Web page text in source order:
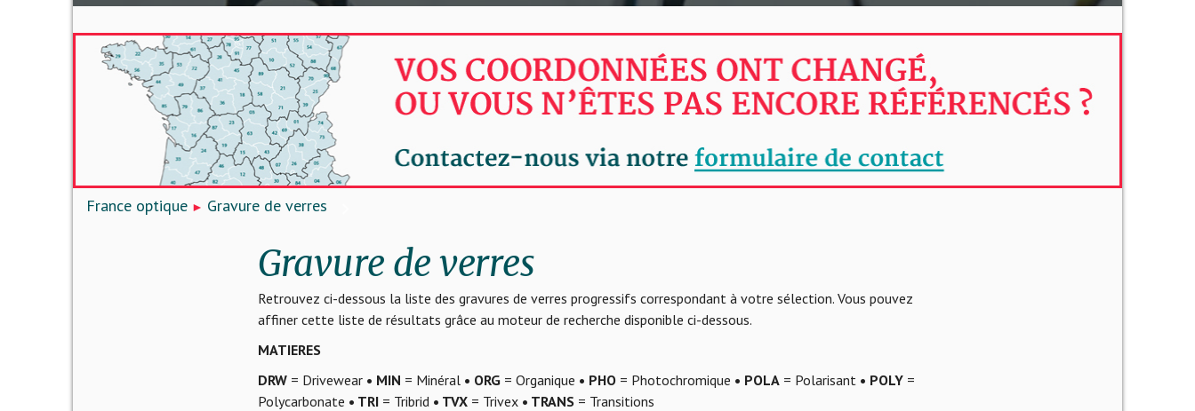
France optique Gravure de verres
Gravure de verres
Retrouvez ci-dessous la liste des gravures de verres progressifs correspondant à votre sélection. Vous pouvez
affiner cette liste de résultats grâce au moteur de recherche disponible ci-dessous.
MATIERES
DRW= Drivewear • MIN = Minéral • ORG= Organique • PHO= Photochromique • POLA= Polarisant • POLY=
Polycarbonate • TRI= Tribrid • TVX= Trivex • TRANS= Transitions